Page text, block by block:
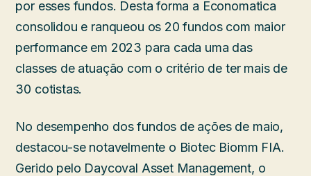
por esses fundos. Desta forma a Economatica
consolidou e ranqueou os 20 fundos com maior
performance em 2023 para cada uma das
classes de atuação com o critério de ter mais de
30 cotistas.
No desempenho dos fundos de ações de maio,
destacou-se notavelmente o Biotec Biomm FIA.
Gerido pelo Daycoval Asset Management, o